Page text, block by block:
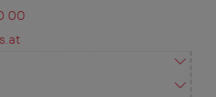
00